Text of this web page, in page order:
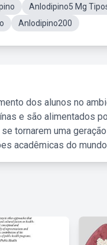
Anlodipino5 Mg
Anlodipino200
dos alunos no
e são alimentados
tornarem uma
acadêmicas do mundo